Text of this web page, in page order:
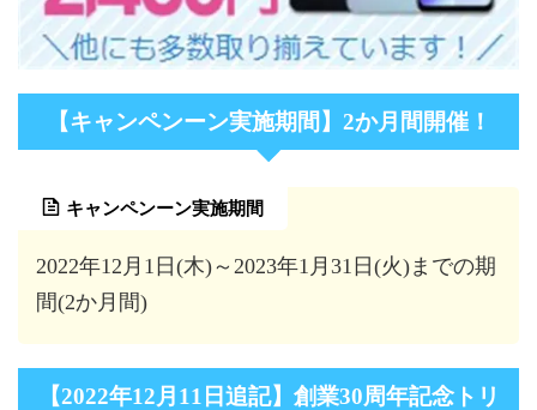
【キャンペンーン実施期間】2か月間開催！
キャンペンーン実施期間
2022年12月1日(木)～2023年1月31日(火)までの期
間(2か月間)
【2022年12月11日追記】創業30周年記念トリ